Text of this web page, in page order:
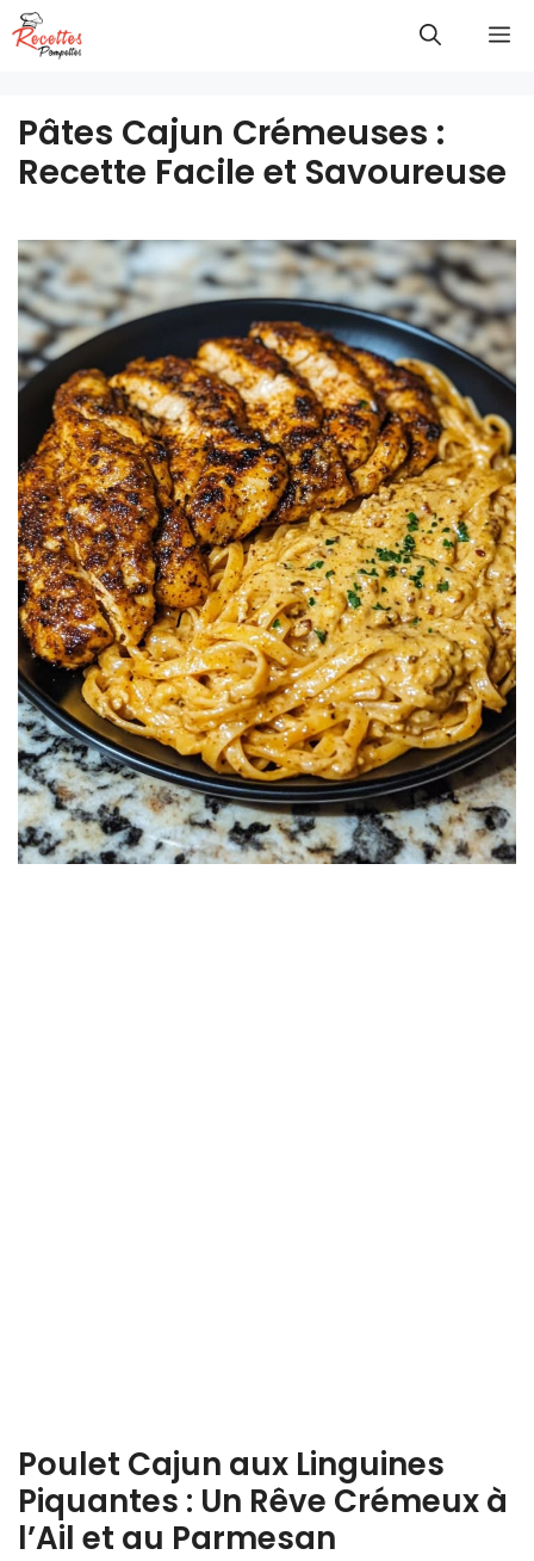
Aller
au
Pâtes Cajun Crémeuses :
Recette Facile et Savoureuse
Poulet Cajun aux Linguines
Piquantes : Un Rêve Crémeux à
l’Ail et au Parmesan